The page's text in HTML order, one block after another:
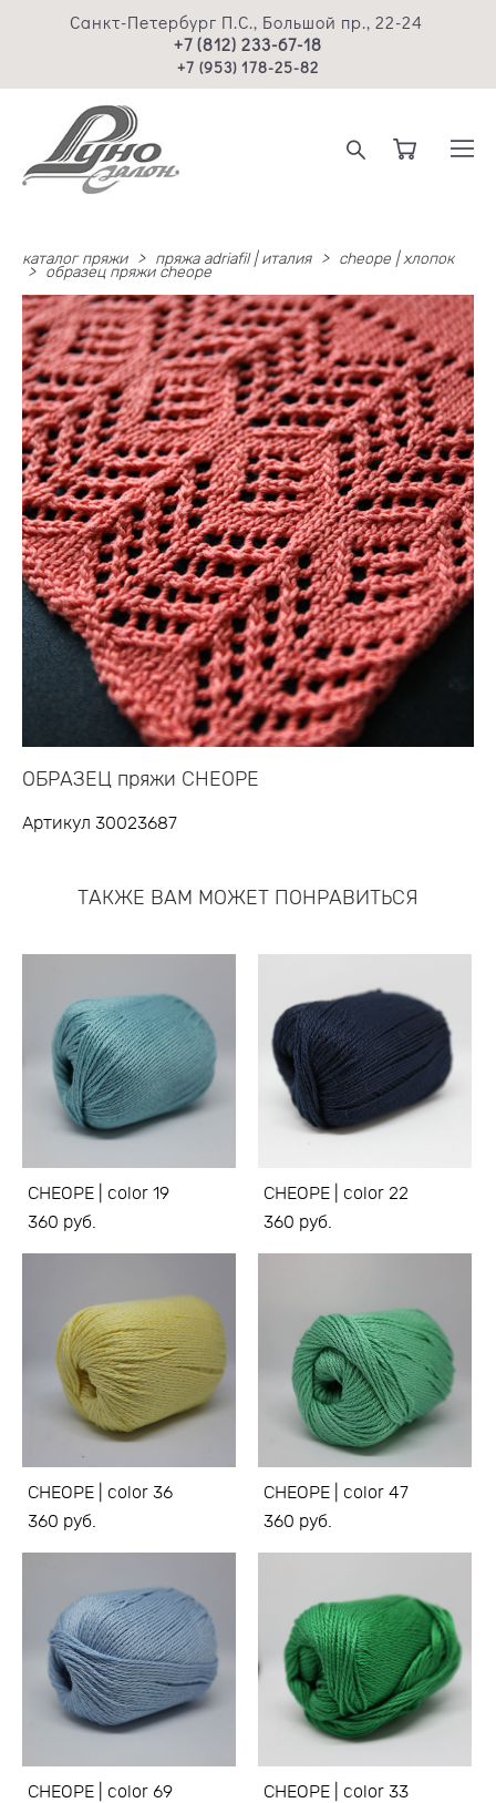
Санкт-Петербург П.С., Большой пр., 22-24
+7 (812) 233-67-18
+7 (953) 178-25-82
каталог пряжи > пряжа adriafil | италия >
cheope | хлопок
>
образец пряжи cheope
ОБРАЗЕЦ пряжи CHEOPE
Артикул 30023687
ТАКЖЕ ВАМ МОЖЕТ ПОНРАВИТЬСЯ
CHEOPE | color 19
360 pуб.
CHEOPE | color 22
360 pуб.
CHEOPE | color 36
360 pуб.
CHEOPE | color 47
360 pуб.
CHEOPE | color 69
CHEOPE | color 33